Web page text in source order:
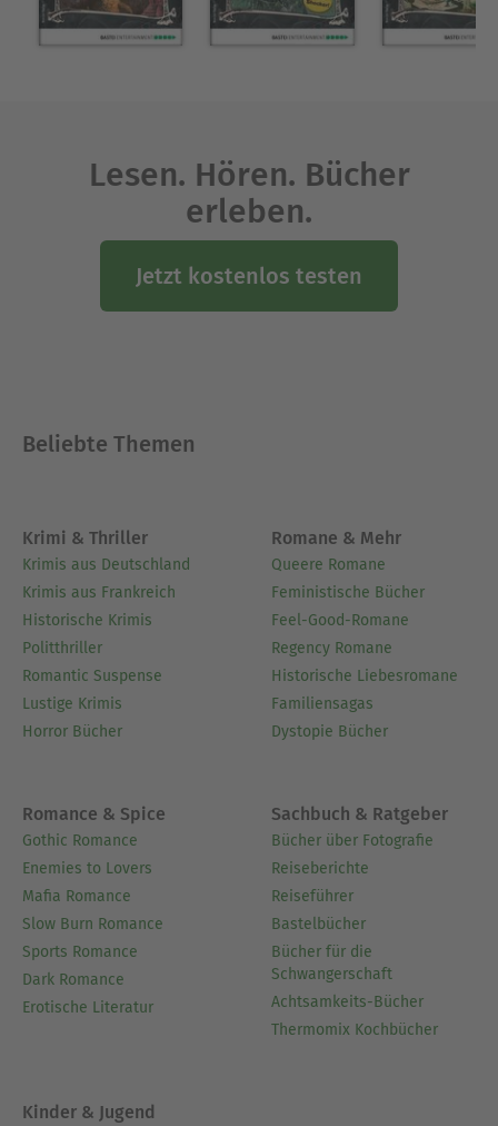
Lesen. Hören. Bücher
erleben.
Jetzt kostenlos testen
Beliebte Themen
Krimi & Thriller
Krimis aus Deutschland
Krimis aus Frankreich
Historische Krimis
Politthriller
Romantic Suspense
Lustige Krimis
Horror Bücher
Romane & Mehr
Queere Romane
Feministische Bücher
Feel-Good-Romane
Regency Romane
Historische Liebesromane
Familiensagas
Dystopie Bücher
Romance & Spice
Gothic Romance
Enemies to Lovers
Mafia Romance
Slow Burn Romance
Sports Romance
Dark Romance
Erotische Literatur
Sachbuch & Ratgeber
Bücher über Fotografie
Reiseberichte
Reiseführer
Bastelbücher
Bücher für die
Schwangerschaft
Achtsamkeits-Bücher
Thermomix Kochbücher
Kinder & Jugend